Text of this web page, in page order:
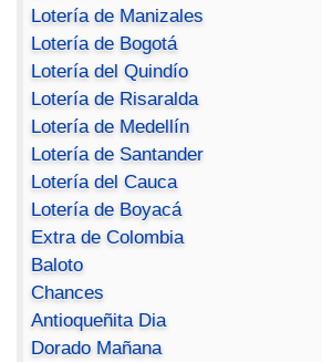
Lotería de Manizales
Lotería de Bogotá
Lotería del Quindío
Lotería de Risaralda
Lotería de Medellín
Lotería de Santander
Lotería del Cauca
Lotería de Boyacá
Extra de Colombia
Baloto
Chances
Antioqueñita Dia
Dorado Mañana